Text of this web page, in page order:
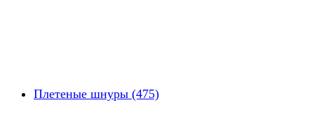
Плетеные шнуры (475)